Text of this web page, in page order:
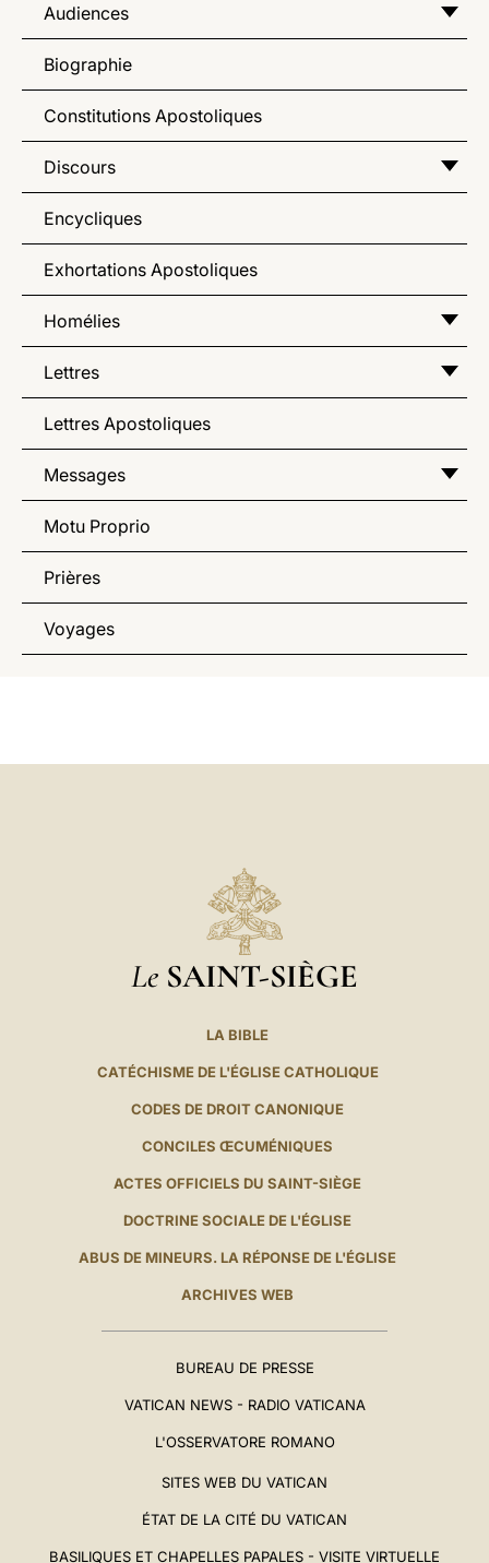
Audiences
Biographie
Constitutions Apostoliques
Discours
Encycliques
Exhortations Apostoliques
Homélies
Lettres
Lettres Apostoliques
Messages
Motu Proprio
Prières
Voyages
Le SAINT-SIÈGE
LA BIBLE
CATÉCHISME DE L'ÉGLISE CATHOLIQUE
CODES DE DROIT CANONIQUE
CONCILES ŒCUMÉNIQUES
ACTES OFFICIELS DU SAINT-SIÈGE
DOCTRINE SOCIALE DE L'ÉGLISE
ABUS DE MINEURS. LA RÉPONSE DE L'ÉGLISE
ARCHIVES WEB
BUREAU DE PRESSE
VATICAN NEWS - RADIO VATICANA
L'OSSERVATORE ROMANO
SITES WEB DU VATICAN
ÉTAT DE LA CITÉ DU VATICAN
BASILIQUES ET CHAPELLES PAPALES - VISITE VIRTUELLE